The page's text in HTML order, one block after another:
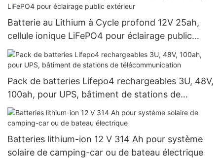
Batterie au Lithium à Cycle profond 12V 25ah,
cellule ionique LiFePO4 pour éclairage public
extérieur
Pack de batteries Lifepo4 rechargeables 3U, 48V,
100ah, pour UPS, bâtiment de stations de
télécommunication
Batteries lithium-ion 12 V 314 Ah pour système
solaire de camping-car ou de bateau électrique